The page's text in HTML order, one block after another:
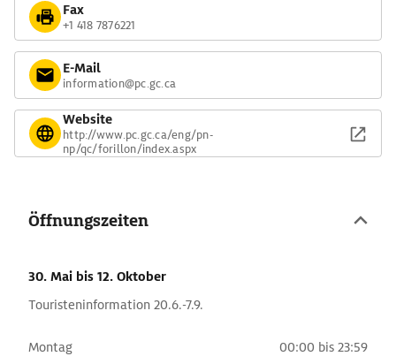
Fax
+1 418 7876221
E-Mail
information@pc.gc.ca
Website
http://www.pc.gc.ca/eng/pn-
np/qc/forillon/index.aspx
Öffnungszeiten
30. Mai bis 12. Oktober
Touristeninformation 20.6.-7.9.
Montag 00:00 bis 23:59